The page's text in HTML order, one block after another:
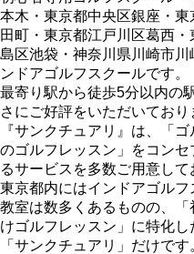
本木・東京都中央区銀座・
田町・東京都江戸川区葛西
島区池袋・神奈川県川崎市
ンドアゴルフスクールです。
最寄り駅から徒歩5分以内の
さにご好評をいただいており
『サンクチュアリ』は、「
のゴルフレッスン」をコン
るサービスを多数ご用意して
東京都内にはインドアゴル
教室は数多くあるものの、
けゴルフレッスン」に特化
「サンクチュアリ」だけで